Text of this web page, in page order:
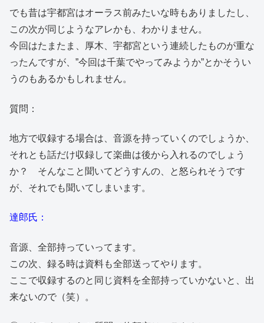
でも昔は宇都宮はオーラス前みたいな時もありましたし、
この次が同じようなアレかも、わかりません。
今回はたまたま、厚木、宇都宮という連続したものが重な
ったんですが、”今回は千葉でやってみようか”とかそうい
うのもあるかもしれません。
質問：
地方で収録する場合は、音源を持っていくのでしょうか、
それとも話だけ収録して楽曲は後から入れるのでしょう
か？ そんなこと聞いてどうすんの、と怒られそうです
が、それでも聞いてしまいます。
達郎氏：
音源、全部持っていってます。
この次、録る時は資料も全部送ってやります。
ここで収録するのと同じ資料を全部持っていかないと、出
来ないので（笑）。